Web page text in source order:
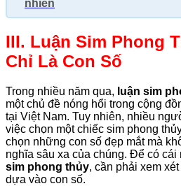
nhiên
III. Luận Sim Phong
Chỉ Là Con Số
Trong nhiều năm qua, luận sim
một chủ đề nóng hổi trong cộng
tại Việt Nam. Tuy nhiên, nhiều
việc chọn một chiếc sim phong
chọn những con số đẹp mắt mà
nghĩa sâu xa của chúng. Để có cái
sim phong thủy, cần phải xem
dựa vào con số.